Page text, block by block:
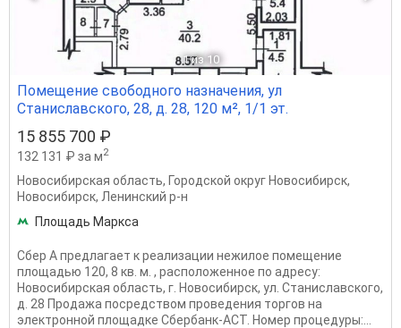
1 из 10
Помещение свободного назначения, ул
Станиславского, 28, д. 28, 120 м², 1/1 эт.
15 855 700 ₽
132 131 ₽ за м2
Новосибирская область, Городской округ Новосибирск,
Новосибирск, Ленинский р-н
Площадь Маркса
Сбер А предлагает к реализации нежилое помещение
площадью 120, 8 кв. м. , расположенное по адресу:
Новосибирская область, г. Новосибирск, ул. Станиславского,
д. 28 Продажа посредством проведения торгов на
электронной площадке Сбербанк-АСТ. Номер процедуры:...